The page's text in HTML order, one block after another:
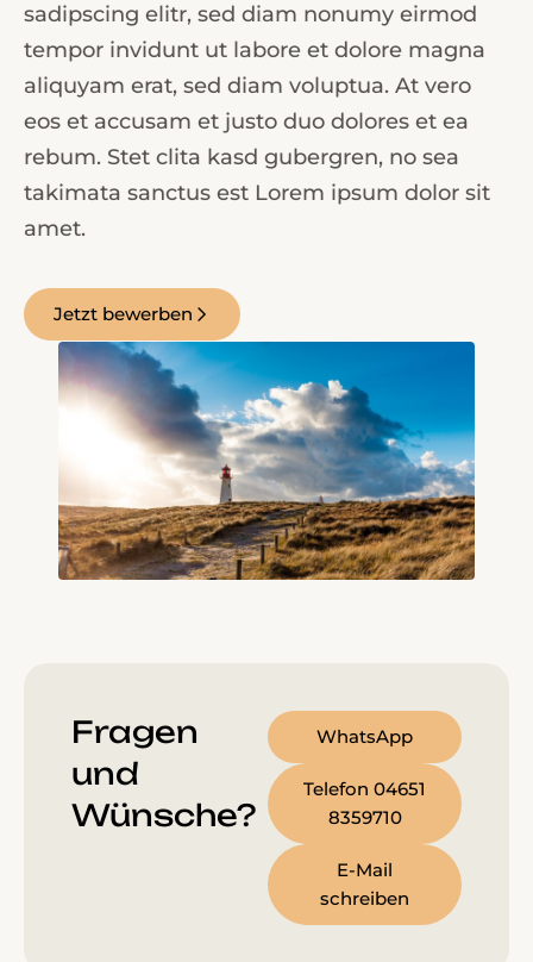
sadipscing elitr, sed diam nonumy eirmod
tempor invidunt ut labore et dolore magna
aliquyam erat, sed diam voluptua. At vero
eos et accusam et justo duo dolores et ea
rebum. Stet clita kasd gubergren, no sea
takimata sanctus est Lorem ipsum dolor sit
amet.
Jetzt bewerben
Fragen
und
Wünsche?
WhatsApp
Telefon 04651
8359710
E-Mail
schreiben